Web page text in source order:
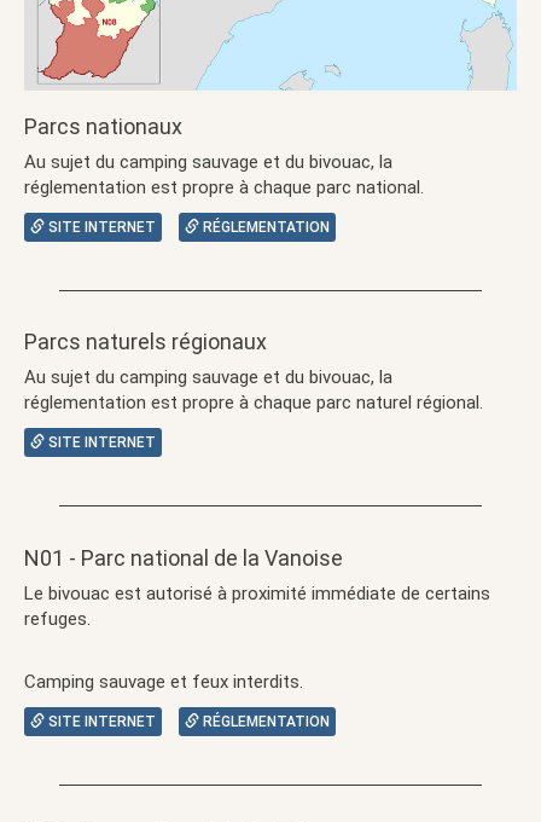
Parcs nationaux
Au sujet du camping sauvage et du bivouac, la
réglementation est propre à chaque parc national.
SITE INTERNET RÉGLEMENTATION
Parcs naturels régionaux
Au sujet du camping sauvage et du bivouac, la
réglementation est propre à chaque parc naturel régional.
SITE INTERNET
N01 - Parc national de la Vanoise
Le bivouac est autorisé à proximité immédiate de certains
refuges.
Camping sauvage et feux interdits.
SITE INTERNET RÉGLEMENTATION